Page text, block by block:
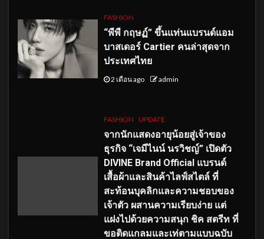
FASHION
“พีพี กฤษฏ์” ขึ้นแท่นแบรนด์แอม
บาสเดอร์ Cartier คนล่าสุดจาก
ประเทศไทย
2 เดือน ago admin
FASHION UPDATE
จากนักแสดงอายุน้อยสู่เจ้าของ
ธุรกิจ “เจมีไนน์ นรวิชญ์” เปิดตัว
DIVINE Brand Official แบรนด์
เสื้อผ้าและสินค้าไลฟ์สไตล์ ที่
สะท้อนบุคลิกและความชอบของ
เจ้าตัว ผสานความเรียบง่าย แต่
แฝงไปด้วยความสนุก ชิค สตรีท ที่
ขอติดแกลมและเท่ตามแบบฉบับ